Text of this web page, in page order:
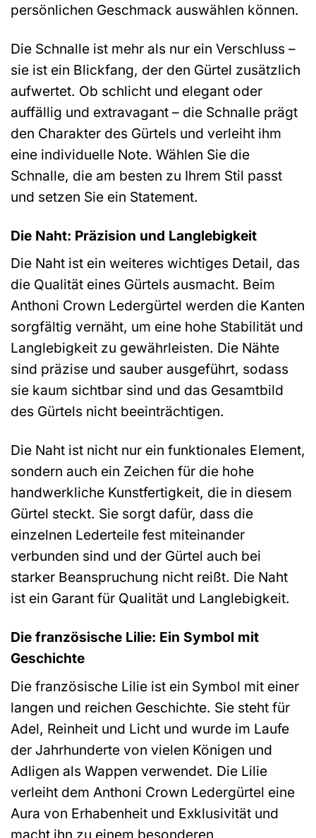
persönlichen Geschmack auswählen können.
Die Schnalle ist mehr als nur ein Verschluss –
sie ist ein Blickfang, der den Gürtel zusätzlich
aufwertet. Ob schlicht und elegant oder
auffällig und extravagant – die Schnalle prägt
den Charakter des Gürtels und verleiht ihm
eine individuelle Note. Wählen Sie die
Schnalle, die am besten zu Ihrem Stil passt
und setzen Sie ein Statement.
Die Naht: Präzision und Langlebigkeit
Die Naht ist ein weiteres wichtiges Detail, das
die Qualität eines Gürtels ausmacht. Beim
Anthoni Crown Ledergürtel werden die Kanten
sorgfältig vernäht, um eine hohe Stabilität und
Langlebigkeit zu gewährleisten. Die Nähte
sind präzise und sauber ausgeführt, sodass
sie kaum sichtbar sind und das Gesamtbild
des Gürtels nicht beeinträchtigen.
Die Naht ist nicht nur ein funktionales Element,
sondern auch ein Zeichen für die hohe
handwerkliche Kunstfertigkeit, die in diesem
Gürtel steckt. Sie sorgt dafür, dass die
einzelnen Lederteile fest miteinander
verbunden sind und der Gürtel auch bei
starker Beanspruchung nicht reißt. Die Naht
ist ein Garant für Qualität und Langlebigkeit.
Die französische Lilie: Ein Symbol mit
Geschichte
Die französische Lilie ist ein Symbol mit einer
langen und reichen Geschichte. Sie steht für
Adel, Reinheit und Licht und wurde im Laufe
der Jahrhunderte von vielen Königen und
Adligen als Wappen verwendet. Die Lilie
verleiht dem Anthoni Crown Ledergürtel eine
Aura von Erhabenheit und Exklusivität und
macht ihn zu einem besonderen